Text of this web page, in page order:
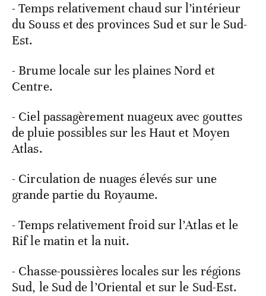
- Temps relativement chaud sur l’intérieur
du Souss et des provinces Sud et sur le Sud-
Est.
- Brume locale sur les plaines Nord et
Centre.
- Ciel passagèrement nuageux avec gouttes
de pluie possibles sur les Haut et Moyen
Atlas.
- Circulation de nuages élevés sur une
grande partie du Royaume.
- Temps relativement froid sur l’Atlas et le
Rif le matin et la nuit.
- Chasse-poussières locales sur les régions
Sud, le Sud de l’Oriental et sur le Sud-Est.